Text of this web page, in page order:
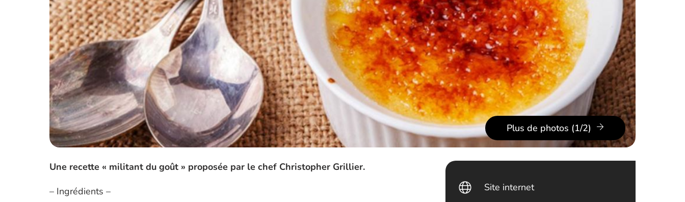
Plus de photos (1/2)
Une recette « militant du goût » proposée par le chef Christopher Grillier.
– Ingrédients –
Site internet